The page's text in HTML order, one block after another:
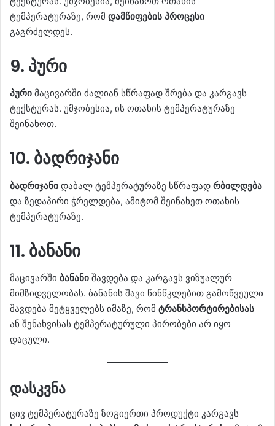
ტემპერატურაზე, რომ დამწიფების პროცესი
გაგრძელდეს.
9. პური
პური მაცივარში ძალიან სწრაფად შრება და კარგავს
ტექსტურას. უმჯობესია, ის ოთახის ტემპერატურაზე
შეინახოთ.
10. ბადრიჯანი
ბადრიჯანი დაბალ ტემპერატურაზე სწრაფად რბილდება
და ზედაპირი ჭრელდება, ამიტომ შეინახეთ ოთახის
ტემპერატურაზე.
11. ბანანი
მაცივარში ბანანი შავდება და კარგავს ვიზუალურ
მიმზიდველობას. ბანანის შავი წინწკლებით გამოწვეული
შავდება მეტყველებს იმაზე, რომ ტრანსპორტირებისას
ან შენახვისას ტემპერატურული პირობები არ იყო
დაცული.
დასკვნა
ცივ ტემპერატურაზე ზოგიერთი პროდუქტი კარგავს